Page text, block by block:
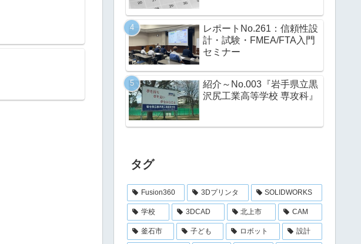
レポートNo.261：信頼性設
計・試験・FMEA/FTA入門
セミナー
紹介～No.003『岩手県立黒
沢尻工業高等学校 専攻科』
タグ
Fusion360 3Dプリンタ SOLIDWORKS
学校 3DCAD 北上市 CAM
釜石市 子ども ロボット 設計